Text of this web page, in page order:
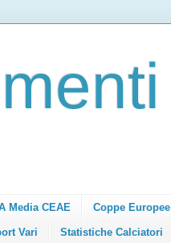
Media CEAE Coppe Europee
Vari Statistiche Calciatori